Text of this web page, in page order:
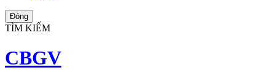
Đóng
TÌM KIẾM
CBGV